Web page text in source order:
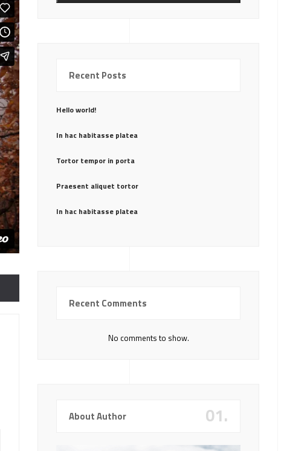
Recent Posts
Hello world!
In hac habitasse platea
Tortor tempor in porta
Praesent aliquet tortor
In hac habitasse platea
Recent Comments
No comments to show.
About Author 01.